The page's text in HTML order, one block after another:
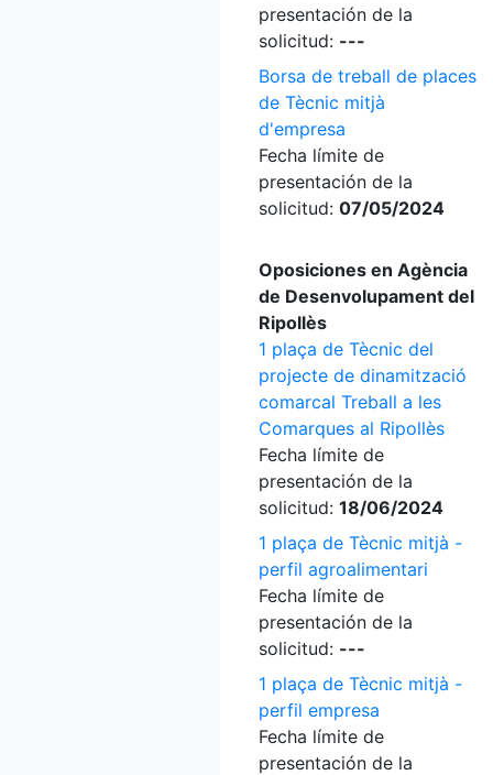
presentación de la
solicitud: ---
Borsa de treball de places
de Tècnic mitjà
d'empresa
Fecha límite de
presentación de la
solicitud: 07/05/2024
Oposiciones en Agència
de Desenvolupament del
Ripollès
1 plaça de Tècnic del
projecte de dinamització
comarcal Treball a les
Comarques al Ripollès
Fecha límite de
presentación de la
solicitud: 18/06/2024
1 plaça de Tècnic mitjà -
perfil agroalimentari
Fecha límite de
presentación de la
solicitud: ---
1 plaça de Tècnic mitjà -
perfil empresa
Fecha límite de
presentación de la